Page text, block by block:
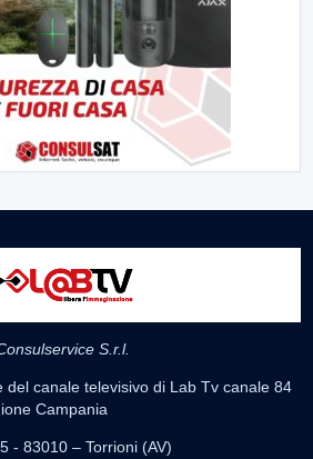
S.r.l.
del canale televisivo di Lab Tv canale 84
Campania
- 83010 – Torrioni (AV)